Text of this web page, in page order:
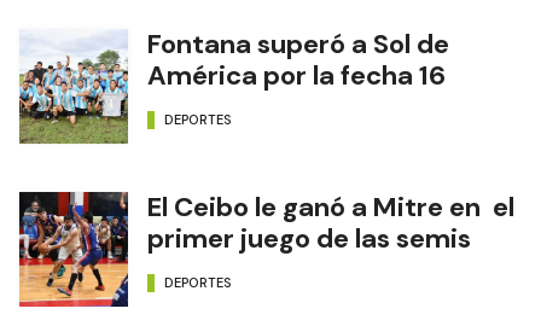
Fontana superó a Sol de
América por la fecha 16
DEPORTES
El Ceibo le ganó a Mitre en el
primer juego de las semis
DEPORTES